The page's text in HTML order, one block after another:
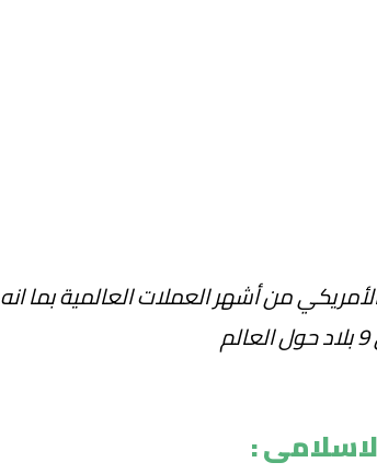
الأمريكي من أشهر العملات العالمية بما انه
: